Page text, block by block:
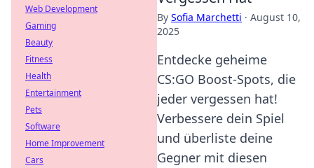
By Sofia Marchetti · August 10,
2025
Entdecke geheime
CS:GO Boost-Spots, die
jeder vergessen hat!
Verbessere dein Spiel
und überliste deine
Gegner mit diesen
Web Development
Gaming
Beauty
Fitness
Health
Entertainment
Pets
Software
Home Improvement
Cars